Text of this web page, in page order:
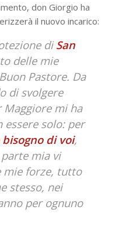
don Giorgio ha
il nuovo incarico:
diSan
delle mie
Pastore. Da
di svolgere
Maggiore mi ha
essere solo: per
bisogno di voi,
mia vi
forze, tutto
stesso, nei
per ognuno